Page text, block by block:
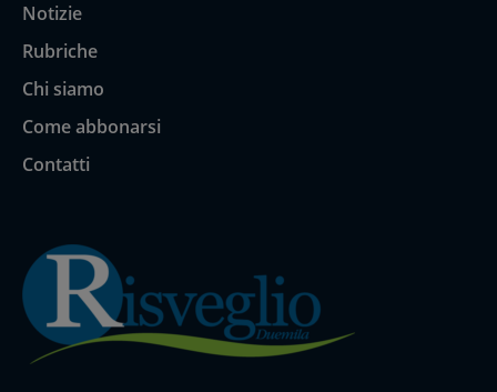
Notizie
Rubriche
Chi siamo
Come abbonarsi
Contatti